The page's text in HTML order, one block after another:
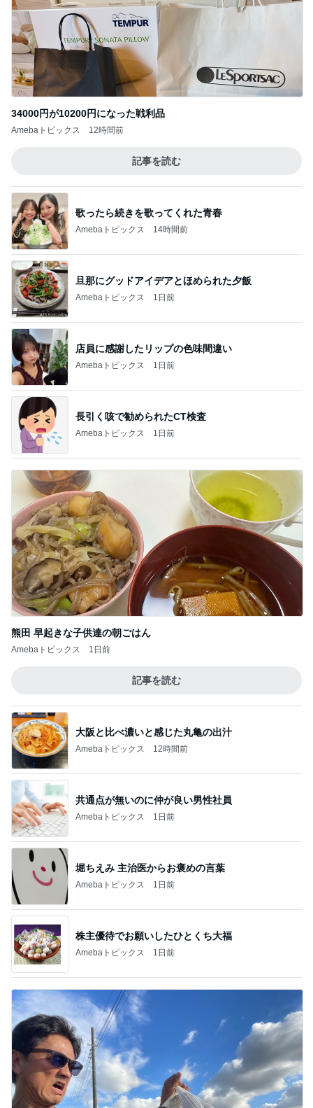
34000円が10200円になった戦利品
Amebaトピックス 12時間前
記事を読む
歌ったら続きを歌ってくれた青春
Amebaトピックス 14時間前
旦那にグッドアイデアとほめられた夕飯
Amebaトピックス 1日前
店員に感謝したリップの色味間違い
Amebaトピックス 1日前
長引く咳で勧められたCT検査
Amebaトピックス 1日前
熊田 早起きな子供達の朝ごはん
Amebaトピックス 1日前
記事を読む
大阪と比べ濃いと感じた丸亀の出汁
Amebaトピックス 12時間前
共通点が無いのに仲が良い男性社員
Amebaトピックス 1日前
堀ちえみ 主治医からお褒めの言葉
Amebaトピックス 1日前
株主優待でお願いしたひとくち大福
Amebaトピックス 1日前